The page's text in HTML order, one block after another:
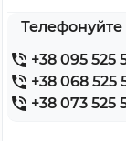
Телефонуйте
+38 095 525
+38 068 525
+38 073 525